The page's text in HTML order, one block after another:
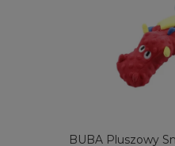
BUBA Pluszowy